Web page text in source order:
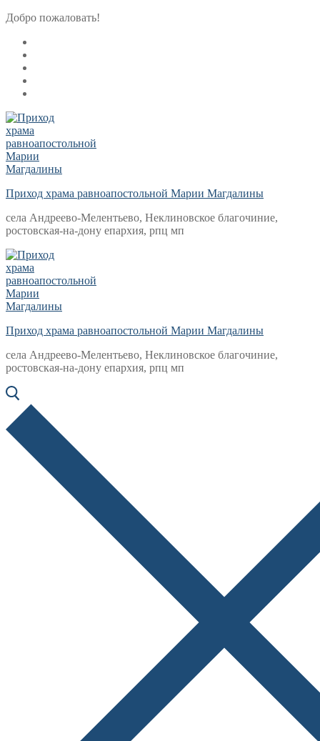
Перейти
содержимому
Меню
Закрыть
Добро пожаловать!
Приход храма равноапостольной Марии Магдалины
села Андреево-Мелентьево, Неклиновское благочиние,
ростовская-на-дону епархия, рпц мп
Приход храма равноапостольной Марии Магдалины
села Андреево-Мелентьево, Неклиновское благочиние,
ростовская-на-дону епархия, рпц мп